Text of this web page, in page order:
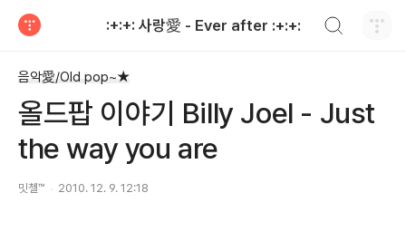
:+:+: 사랑愛 - Ever after :+:+:
음악愛/Old pop~★
올드팝 이야기 Billy Joel - Just
the way you are
밋첼™ 2010. 12. 9. 12:18